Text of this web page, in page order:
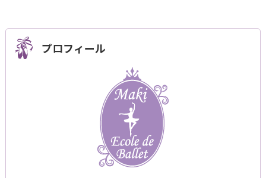
プロフィール